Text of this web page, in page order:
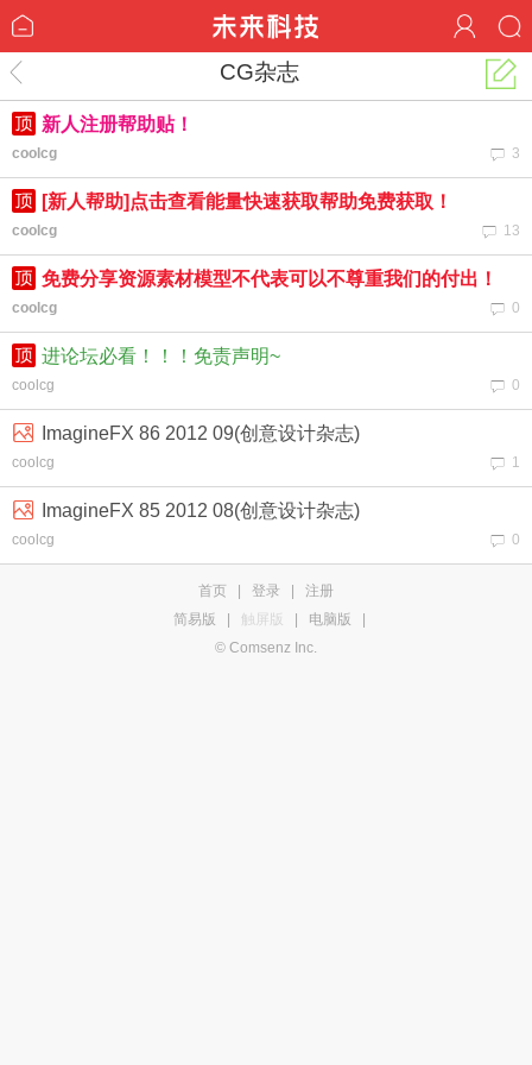
CG杂志
3
新人注册帮助贴！
coolcg
13
[新人帮助]点击查看能量快速获取帮助免费获取！
coolcg
0
免费分享资源素材模型不代表可以不尊重我们的付出！
coolcg
0
进论坛必看！！！免责声明~
coolcg
1
ImagineFX 86 2012 09(创意设计杂志)
coolcg
0
ImagineFX 85 2012 08(创意设计杂志)
coolcg
首页 登录
注册
简易版
触屏版 电脑版
© Comsenz Inc.